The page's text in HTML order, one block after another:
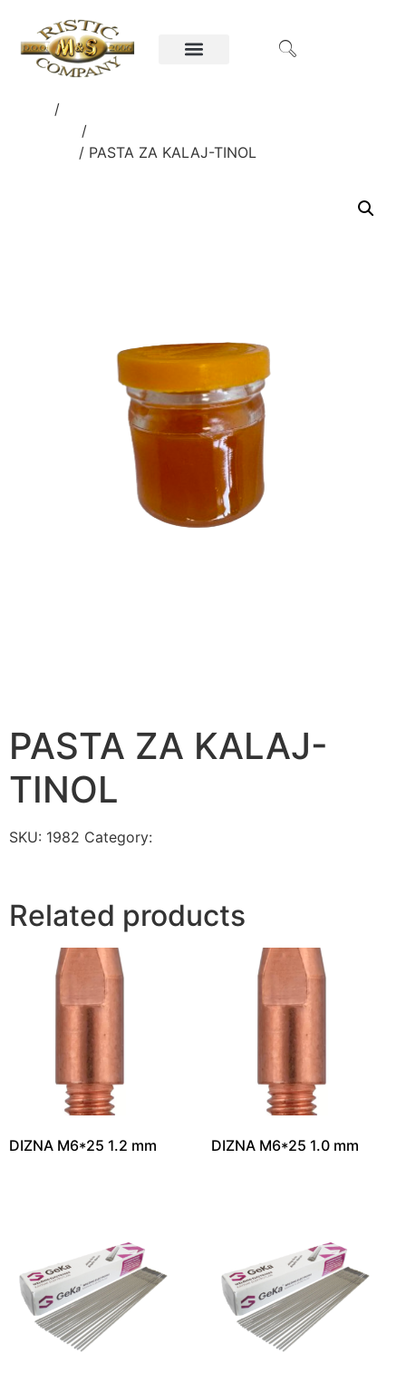
/
/
/ PASTA ZA KALAJ-TINOL
PASTA ZA KALAJ-
TINOL
SKU: 1982 Category:
Related products
DIZNA M6*25 1.2 mm DIZNA M6*25 1.0 mm